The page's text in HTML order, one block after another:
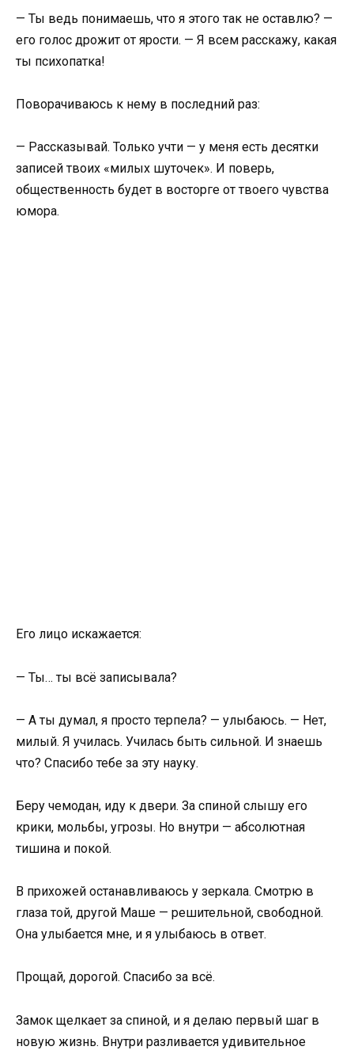
— Ты ведь понимаешь, что я этого так не оставлю? —
его голос дрожит от ярости. — Я всем расскажу, какая
ты психопатка!
Поворачиваюсь к нему в последний раз:
— Рассказывай. Только учти — у меня есть десятки
записей твоих «милых шуточек». И поверь,
общественность будет в восторге от твоего чувства
юмора.
Его лицо искажается:
— Ты… ты всё записывала?
— А ты думал, я просто терпела? — улыбаюсь. — Нет,
милый. Я училась. Училась быть сильной. И знаешь
что? Спасибо тебе за эту науку.
Беру чемодан, иду к двери. За спиной слышу его
крики, мольбы, угрозы. Но внутри — абсолютная
тишина и покой.
В прихожей останавливаюсь у зеркала. Смотрю в
глаза той, другой Маше — решительной, свободной.
Она улыбается мне, и я улыбаюсь в ответ.
Прощай, дорогой. Спасибо за всё.
Замок щелкает за спиной, и я делаю первый шаг в
новую жизнь. Внутри разливается удивительное